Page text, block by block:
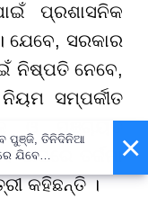
ପ୍ରଶାସନିକ
ଯେବେ, ସରକାର
ନିଷ୍ପତି ନେବେ,
ସମ୍ପର୍କୀତ
ଓ ପଞ୍ଚାୟତ
ଉପରେ ତର୍ଜମା
କହିଛନ୍ତି ।
×
ପୁଞ୍ଜି, ତିନିଦିନିଆ
ଯିବେ
ମାଝୀ